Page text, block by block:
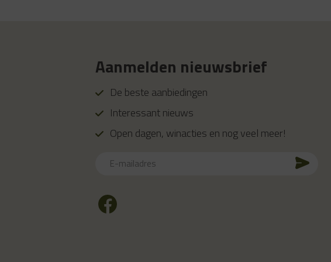
Aanmelden nieuwsbrief
De beste aanbiedingen
Interessant nieuws
Open dagen, winacties en nog veel meer!
mailadres